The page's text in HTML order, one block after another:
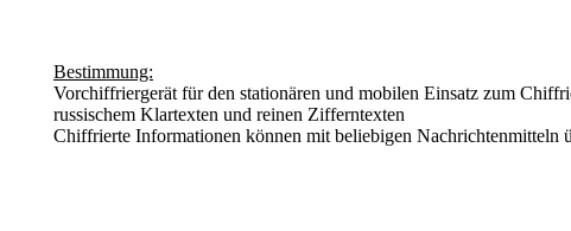
Bestimmung:
Vorchiffriergerät für den stationären und mobilen Einsatz zum
russischem Klartexten und reinen Zifferntexten
Chiffrierte Informationen können mit beliebigen Nachrichtenmitteln